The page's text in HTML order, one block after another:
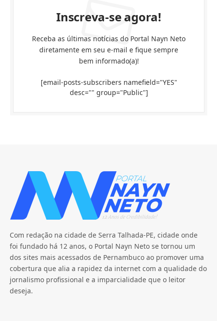
Inscreva-se agora!
Receba as últimas notícias do Portal Nayn Neto
diretamente em seu e-mail e fique sempre
bem informado(a)!
[email-posts-subscribers namefield="YES"
desc="" group="Public"]
Com redação na cidade de Serra Talhada-PE, cidade onde
foi fundado há 12 anos, o Portal Nayn Neto se tornou um
dos sites mais acessados de Pernambuco ao promover uma
cobertura que alia a rapidez da internet com a qualidade do
jornalismo profissional e a imparcialidade que o leitor
deseja.